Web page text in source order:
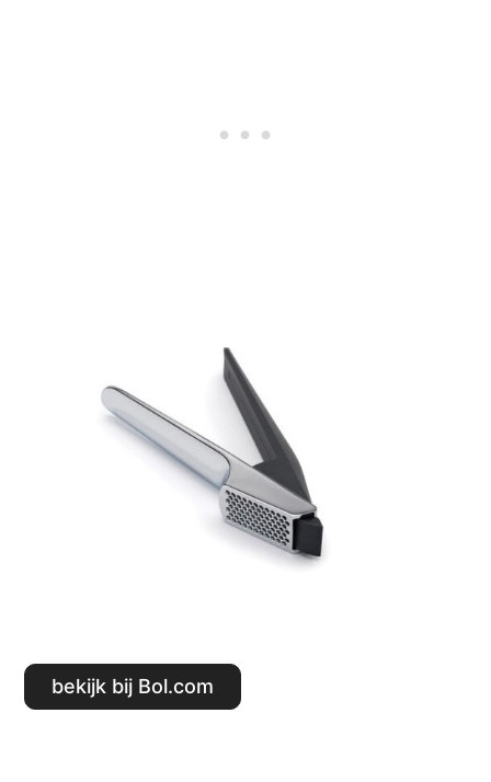
Bekijk bij Bol.com